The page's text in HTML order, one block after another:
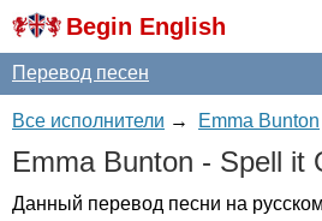
Begin English
Перевод песен
Все исполнители → Emma Bunton
Emma Bunton - Spell it
Данный перевод песни на